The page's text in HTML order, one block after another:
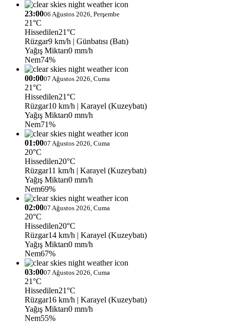
23:0006 Ağustos 2026, Perşembe
21°C
Hissedilen21°C
Rüzgar9 km/h | Günbatısı (Batı)
Yağış Miktarı0 mm/h
Nem74%
00:0007 Ağustos 2026, Cuma
21°C
Hissedilen21°C
Rüzgar10 km/h | Karayel (Kuzeybatı)
Yağış Miktarı0 mm/h
Nem71%
01:0007 Ağustos 2026, Cuma
20°C
Hissedilen20°C
Rüzgar11 km/h | Karayel (Kuzeybatı)
Yağış Miktarı0 mm/h
Nem69%
02:0007 Ağustos 2026, Cuma
20°C
Hissedilen20°C
Rüzgar14 km/h | Karayel (Kuzeybatı)
Yağış Miktarı0 mm/h
Nem67%
03:0007 Ağustos 2026, Cuma
21°C
Hissedilen21°C
Rüzgar16 km/h | Karayel (Kuzeybatı)
Yağış Miktarı0 mm/h
Nem55%